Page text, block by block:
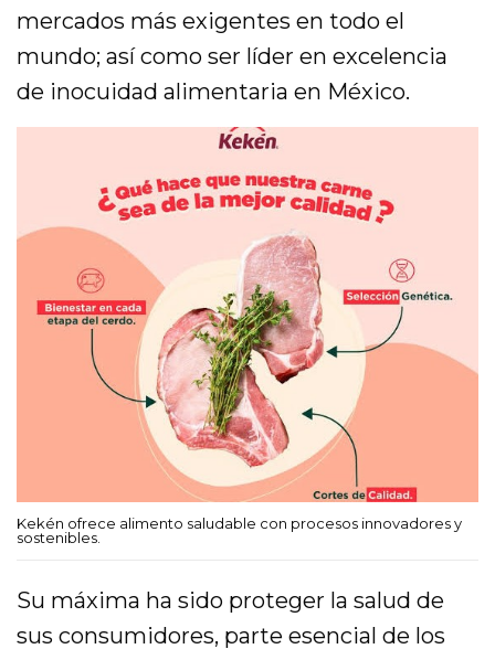
mercados más exigentes en todo el
mundo; así como ser líder en excelencia
de inocuidad alimentaria en México.
Kekén ofrece alimento saludable con procesos innovadores y
sostenibles.
Su máxima ha sido proteger la salud de
sus consumidores, parte esencial de los